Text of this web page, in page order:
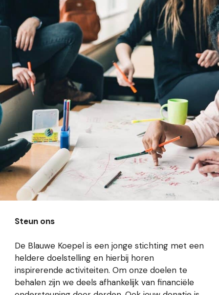
Steun ons
De Blauwe Koepel is een jonge stichting met een
heldere doelstelling en hierbij horen
inspirerende activiteiten. Om onze doelen te
behalen zijn we deels afhankelijk van financiële